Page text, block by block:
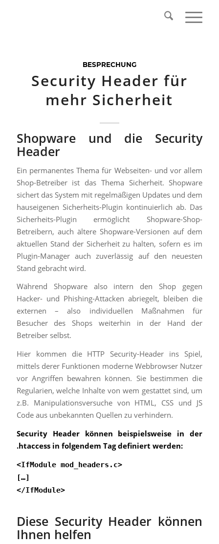
BESPRECHUNG
Security Header für
mehr Sicherheit
Shopware und die Security
Header
Ein permanentes Thema für Webseiten- und vor allem
Shop-Betreiber ist das Thema Sicherheit. Shopware
sichert das System mit regelmäßigen Updates und dem
hauseigenen Sicherheits-Plugin kontinuierlich ab. Das
Sicherheits-Plugin ermöglicht Shopware-Shop-
Betreibern, auch ältere Shopware-Versionen auf dem
aktuellen Stand der Sicherheit zu halten, sofern es im
Plugin-Manager auch zuverlässig auf den neuesten
Stand gebracht wird.
Während Shopware also intern den Shop gegen
Hacker- und Phishing-Attacken abriegelt, bleiben die
externen – also individuellen Maßnahmen für
Besucher des Shops weiterhin in der Hand der
Betreiber selbst.
Hier kommen die HTTP Security-Header ins Spiel,
mittels derer Funktionen moderne Webbrowser Nutzer
vor Angriffen bewahren können. Sie bestimmen die
Regularien, welche Inhalte von wem gestattet sind, um
z.B. Manipulationsversuche von HTML, CSS und JS
Code aus unbekannten Quellen zu verhindern.
Security Header können beispielsweise in der
.htaccess in folgendem Tag definiert werden:
<IfModule mod_headers.c>
[…]
</IfModule>
Diese Security Header können
Ihnen helfen